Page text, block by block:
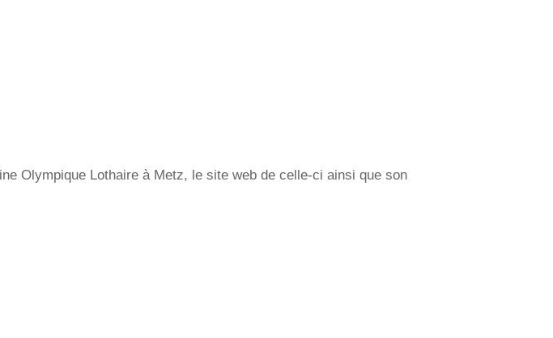
Olympique Lothaire à Metz, le site web de celle-ci ainsi que son